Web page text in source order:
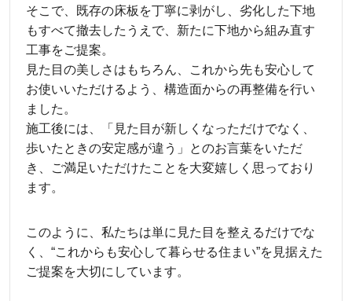
そこで、既存の床板を丁寧に剥がし、劣化した下地
もすべて撤去したうえで、新たに下地から組み直す
工事をご提案。
見た目の美しさはもちろん、これから先も安心して
お使いいただけるよう、構造面からの再整備を行い
ました。
施工後には、「見た目が新しくなっただけでなく、
歩いたときの安定感が違う」とのお言葉をいただ
き、ご満足いただけたことを大変嬉しく思っており
ます。
このように、私たちは単に見た目を整えるだけでな
く、“これからも安心して暮らせる住まい”を見据えた
ご提案を大切にしています。